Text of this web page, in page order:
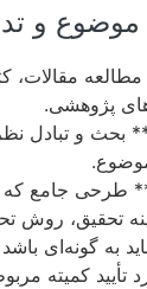
مقالات،
پژوهشی.
بحث و تبادل
طرحی جامع که
تحقیق، روش
به گونه‌ای
کمیته